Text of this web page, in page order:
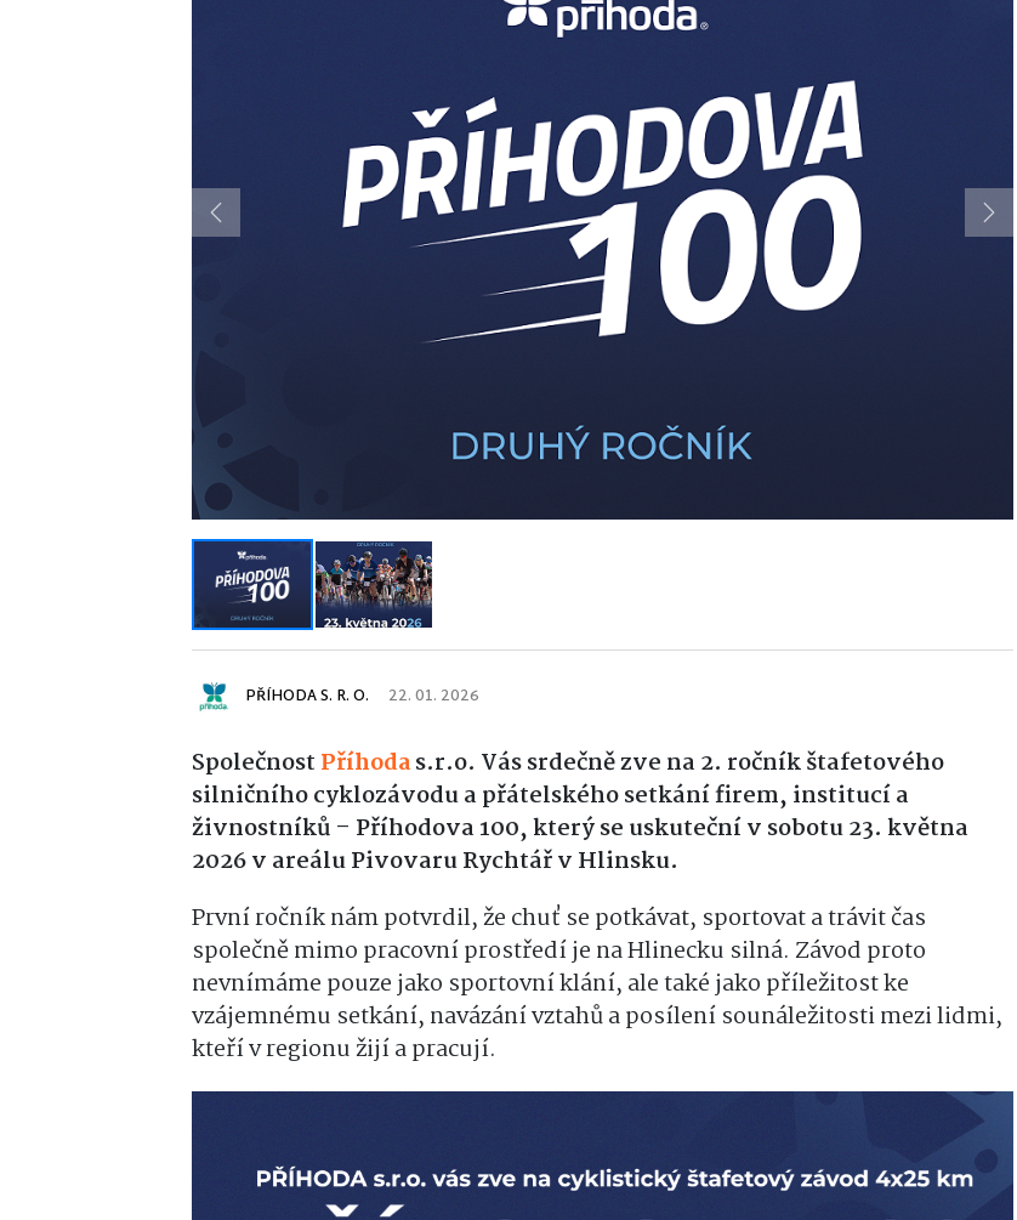
Previous Next
PŘÍHODA S. R. O. 22. 01. 2026
Společnost Příhodas.r.o. Vás srdečně zve na 2. ročník štafetového
silničního cyklozávodu a přátelského setkání firem, institucí a
živnostníků – Příhodova 100, který se uskuteční v sobotu 23. května
2026 v areálu Pivovaru Rychtář v Hlinsku.
První ročník nám potvrdil, že chuť se potkávat, sportovat a trávit čas
společně mimo pracovní prostředí je na Hlinecku silná. Závod proto
nevnímáme pouze jako sportovní klání, ale také jako příležitost ke
vzájemnému setkání, navázání vztahů a posílení sounáležitosti mezi lidmi,
kteří v regionu žijí a pracují.